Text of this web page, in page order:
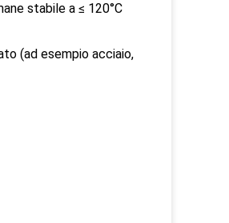
stabile a ≤ 120°C
(ad esempio acciaio,